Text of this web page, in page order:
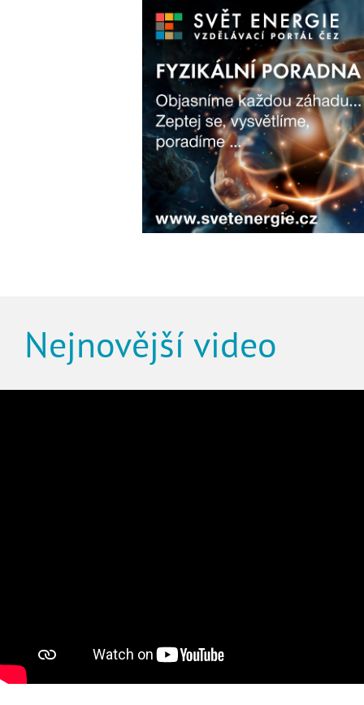
Nejnovější video